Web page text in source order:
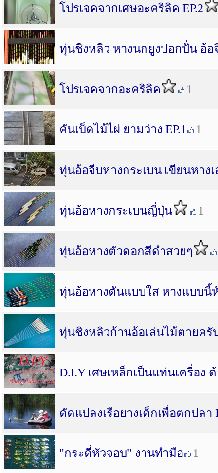
โปรเจคจากเศษอะคริลิค EP.2
ทุ่นชิงหลิว หางนกยูงปอกปั่น อ้อ
โปรเจคจากอะคริลิค 1
คันเบ็ดไม้ไผ่ ยามว่าง EP.1 1
ทุ่นอ้อจีบหางกระเบน เขียนหางเ
ทุ่นอ้อหางกระเบนญี่ปุ่น 1
ทุ่นอ้อหางตัวดอกสีดำสวยๆ
ทุ่นอ้อหางตันแบบใส หางแบบนี้
ทุ่นชิงหลิวก้านอ้อเล่นไม้ตายครั
D.I.Y เศษเหล็กเป็นแท่นเครื่อง
ดัดแปลงเรือยางเด็กเพื่อตกปลา
"กระดี่หัวจอบ" งานทำมือ 1